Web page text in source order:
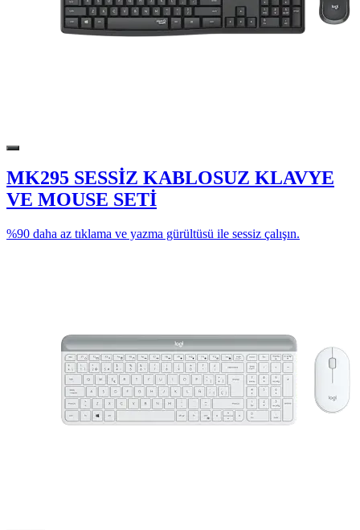
MK295 SESSİZ KABLOSUZ KLAVYE
VE MOUSE SETİ
%90 daha az tıklama ve yazma gürültüsü ile sessiz çalışın.